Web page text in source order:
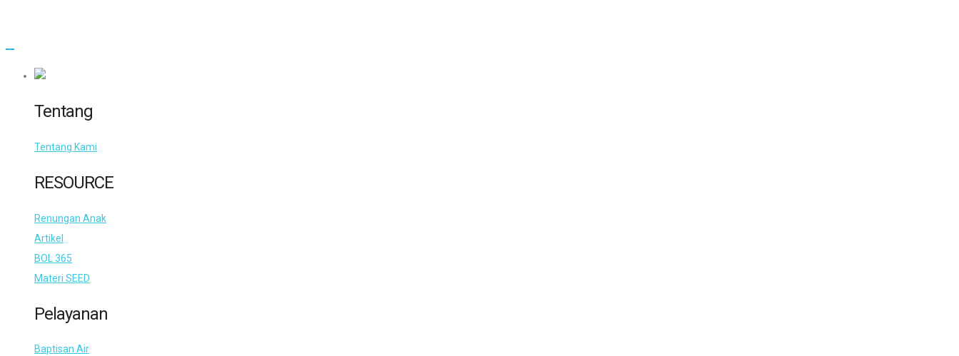
Tentang
Tentang Kami
RESOURCE
Renungan Anak
Artikel
BOL 365
Materi SEED
Pelayanan
Baptisan Air